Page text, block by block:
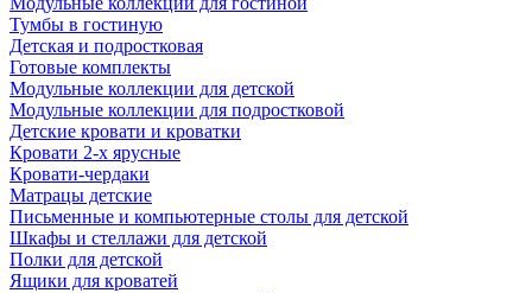
Тумбы в гостиную
Детская и подростковая
Готовые комплекты
Модульные коллекции для детской
Модульные коллекции для подростковой
Детские кровати и кроватки
Кровати 2-х ярусные
Кровати-чердаки
Матрацы детские
Письменные и компьютерные столы для детской
Шкафы и стеллажи для детской
Полки для детской
Ящики для кроватей